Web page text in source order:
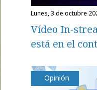
lunes, 3 de octubre
Vídeo In-
está en el
Opinión